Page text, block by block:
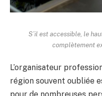
S’il est accessible, le
complètement
L’organisateur
région souvent oubliée
pour de nombreuses